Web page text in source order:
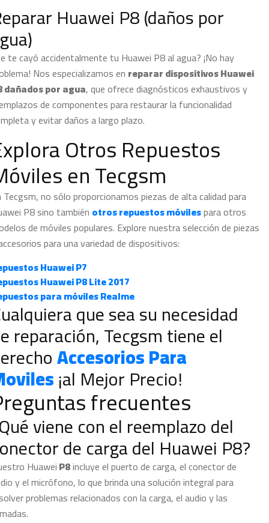
Huawei P8 (daños por
te cayó accidentalmente tu Huawei P8 al agua? ¡No hay
Nos especializamos en reparar dispositivos Huawei
dañados por agua, que ofrece diagnósticos exhaustivos y
de componentes para restaurar la funcionalidad
y evitar daños a largo plazo.
Otros Repuestos
en Tecgsm
Tecgsm, no sólo proporcionamos piezas de alta calidad para
P8 sino también otros repuestos móvilespara otros
de móviles populares. Explore nuestra selección de piezas
para una variedad de dispositivos:
Huawei P7
Huawei P8 Lite 2017
para móviles Realme
que sea su necesidad
reparación, Tecgsm tiene el
Accesorios Para
¡al Mejor Precio!
frecuentes
viene con el reemplazo del
de carga del Huawei P8?
HuaweiP8incluye el puerto de carga, el conector de
y el micrófono, lo que brinda una solución integral para
problemas relacionados con la carga, el audio y las